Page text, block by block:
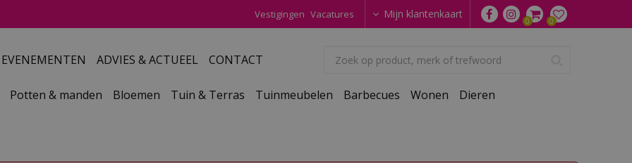
Vestigingen Vacatures Mijn klantenkaart
EVENEMENTEN ADVIES & ACTUEEL CONTACT
Potten & manden Bloemen Tuin & Terras Tuinmeubelen Barbecues Wonen Dieren